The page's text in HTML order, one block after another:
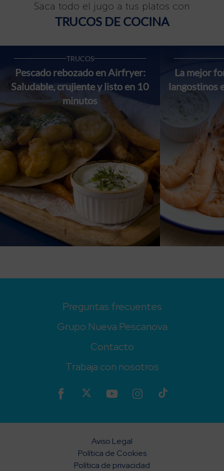
Saca todo el jugo a tus platos con
TRUCOS DE COCINA
TRUCOS
Pescado rebozado en Airfryer:
Saludable, crujiente y listo en 10
minutos
La mejor
langostinos
Preguntas frecuentes
Grupo Nueva Pescanova
Contacto
Trabaja con nosotros
Aviso Legal
Política de Cookies
Política de privacidad